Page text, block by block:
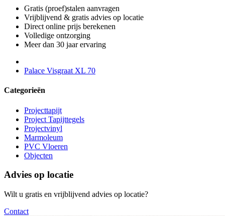
Gratis (proef)stalen aanvragen
Vrijblijvend & gratis advies op locatie
Direct online prijs berekenen
Volledige ontzorging
Meer dan 30 jaar ervaring
Palace Visgraat XL 70
Categorieën
Projecttapijt
Project Tapijttegels
Projectvinyl
Marmoleum
PVC Vloeren
Objecten
Advies op locatie
Wilt u gratis en vrijblijvend advies op locatie?
Contact